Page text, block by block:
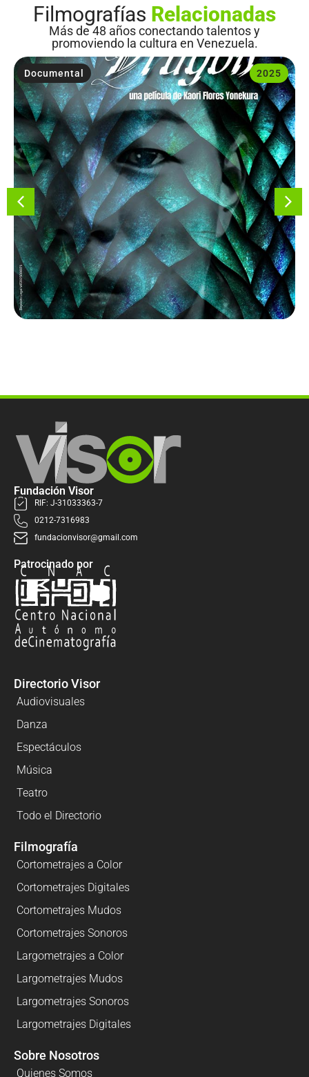
Filmografías Relacionadas
Más de 48 años conectando talentos y
promoviendo la cultura en Venezuela.
2025
Documental
Fundación Visor
RIF: J-31033363-7
0212-7316983
fundacionvisor@gmail.com
Patrocinado por
Directorio Visor
Audiovisuales
Danza
Espectáculos
Música
Teatro
Todo el Directorio
Filmografía
Cortometrajes a Color
Cortometrajes Digitales
Cortometrajes Mudos
Cortometrajes Sonoros
Largometrajes a Color
Largometrajes Mudos
Largometrajes Sonoros
Largometrajes Digitales
Sobre Nosotros
Quienes Somos